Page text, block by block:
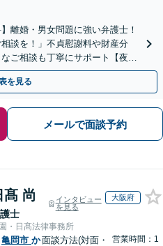
離婚・男女問題に強い弁護士！
談を！」不貞慰謝料や財産分
ご相談も丁寧にサポート【夜
全個室】
を見る
メールで面談予約
髙 尚
士
インタビュー
を見る
大阪府
・日髙法律事務所
亀岡市 か面談方法(対面・
営業時間：1